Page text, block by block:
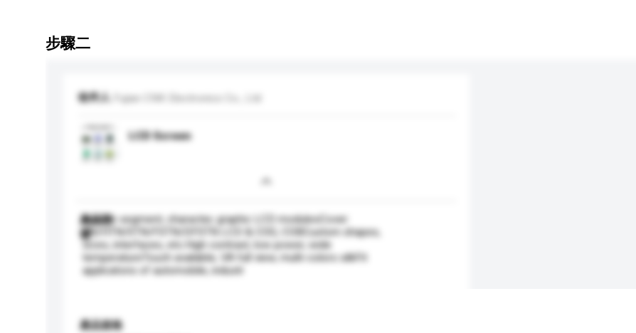
步驟二
收件人 Fujian CNK Electronics Co., Ltd
LCD Screen
產品型
號
Include segment, character, graphic LCD modulesCover
TN/HTN/STN/FSTN/DFSTN LCD & COG, COBCustom shapes,
sizes, interfaces, etc.High contrast, low power, wide
temperatureTouch available, VA full view, multi-colors silkFit
applicatons of automobile, industr
產品規格